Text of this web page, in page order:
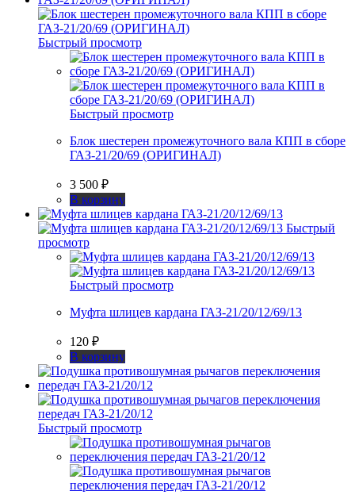
Быстрый просмотр
Быстрый просмотр
Блок шестерен промежуточного вала КПП в сборе
ГАЗ-21/20/69 (ОРИГИНАЛ)
3 500 ₽
В корзину
Быстрый
просмотр
Быстрый просмотр
Муфта шлицев кардана ГАЗ-21/20/12/69/13
120 ₽
В корзину
Быстрый просмотр